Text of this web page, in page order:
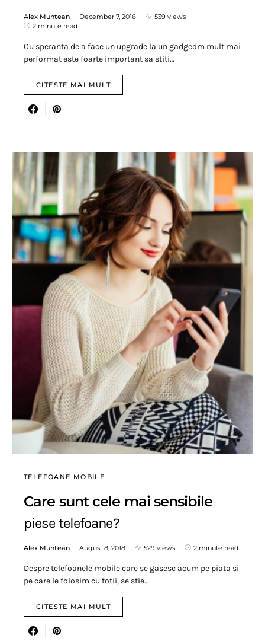
Alex Muntean December 7, 2016
539 views
2 minute read
Cu speranta de a face un upgrade la un gadgedm mult mai
performat este foarte important sa stiti…
CITESTE MAI MULT
TELEFOANE MOBILE
Care sunt cele mai sensibile
piese telefoane?
Alex Muntean August 8, 2018 529 views 2 minute read
Despre telefoanele mobile care se gasesc acum pe piata si
pe care le folosim cu totii, se stie…
CITESTE MAI MULT